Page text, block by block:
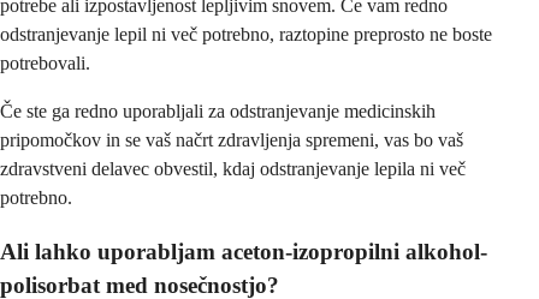
potrebe ali izpostavljenost lepljivim snovem. Če vam redno
odstranjevanje lepil ni več potrebno, raztopine preprosto ne boste
potrebovali.
Če ste ga redno uporabljali za odstranjevanje medicinskih
pripomočkov in se vaš načrt zdravljenja spremeni, vas bo vaš
zdravstveni delavec obvestil, kdaj odstranjevanje lepila ni več
potrebno.
Ali lahko uporabljam aceton-izopropilni alkohol-
polisorbat med nosečnostjo?